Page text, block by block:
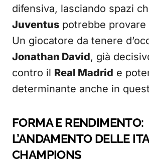
difensiva, lasciando spazi
Juventus potrebbe
Un giocatore da tenere
Jonathan David, già
contro il Real Madrid e
determinante anche in
FORMA E RENDIMENTO:
L’ANDAMENTO DELLE
CHAMPIONS